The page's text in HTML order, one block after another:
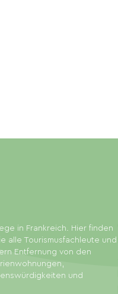
in Frankreich. Hier finden
alle Tourismusfachleute und
Entfernung von den
und